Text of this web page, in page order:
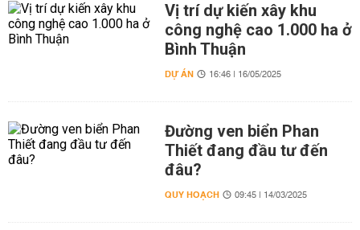
Vị trí dự kiến xây khu
công nghệ cao 1.000 ha ở
Bình Thuận
DỰ ÁN 16:46 | 16/05/2025
Đường ven biển Phan
Thiết đang đầu tư đến
đâu?
QUY HOẠCH 09:45 | 14/03/2025